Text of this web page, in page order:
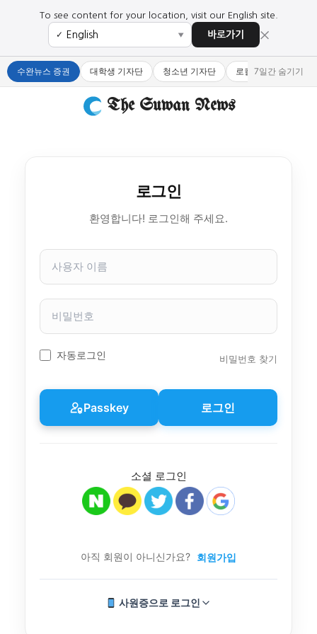
To see content for your location, visit our English site.
✓ ▼ 바로가기 ×
수완뉴스 증권 대학생 기자단 청소년 기자단 로컬 큐레이터
7일간 숨기기
The Suwan News
로그인
환영합니다! 로그인해 주세요.
사
자
이
비
번
호
자동로그인 비밀번호 찾기
Passkey 로그인
소셜 로그인
아직 회원이 아니신가요? 회원가입
사원증으로 로그인